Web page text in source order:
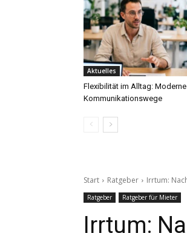
Aktuelles
Flexibilität im Alltag: Moderne
Kommunikationswege